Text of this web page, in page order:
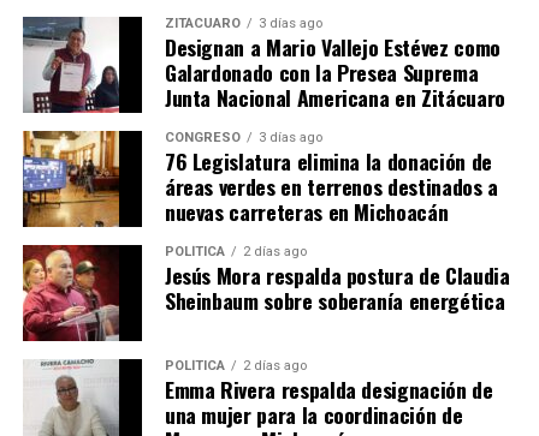
Me gusta esto:
Relacionado
ZITÁCUARO 3 días ago
Designan a Mario Vallejo Estévez como
Galardonado con la Presea Suprema
Junta Nacional Americana en Zitácuaro
CONGRESO 3 días ago
76 Legislatura elimina la donación de
áreas verdes en terrenos destinados a
nuevas carreteras en Michoacán
POLÍTICA 2 días ago
Jesús Mora respalda postura de Claudia
Sheinbaum sobre soberanía energética
POLÍTICA 2 días ago
Emma Rivera respalda designación de
una mujer para la coordinación de